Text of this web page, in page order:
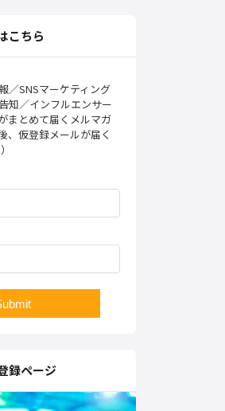
こちら
／SNSマーケティング
知／インフルエンサー
まとめて届くメルマガ
、仮登録メールが届く
録ページ